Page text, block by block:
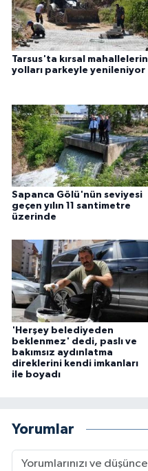
Tarsus'ta kırsal mahallelerin
yolları parkeyle yenileniyor
Sapanca Gölü'nün seviyesi
geçen yılın 11 santimetre
üzerinde
'Herşey belediyeden
beklenmez' dedi, paslı ve
bakımsız aydınlatma
direklerini kendi imkanları
ile boyadı
Yorumlar